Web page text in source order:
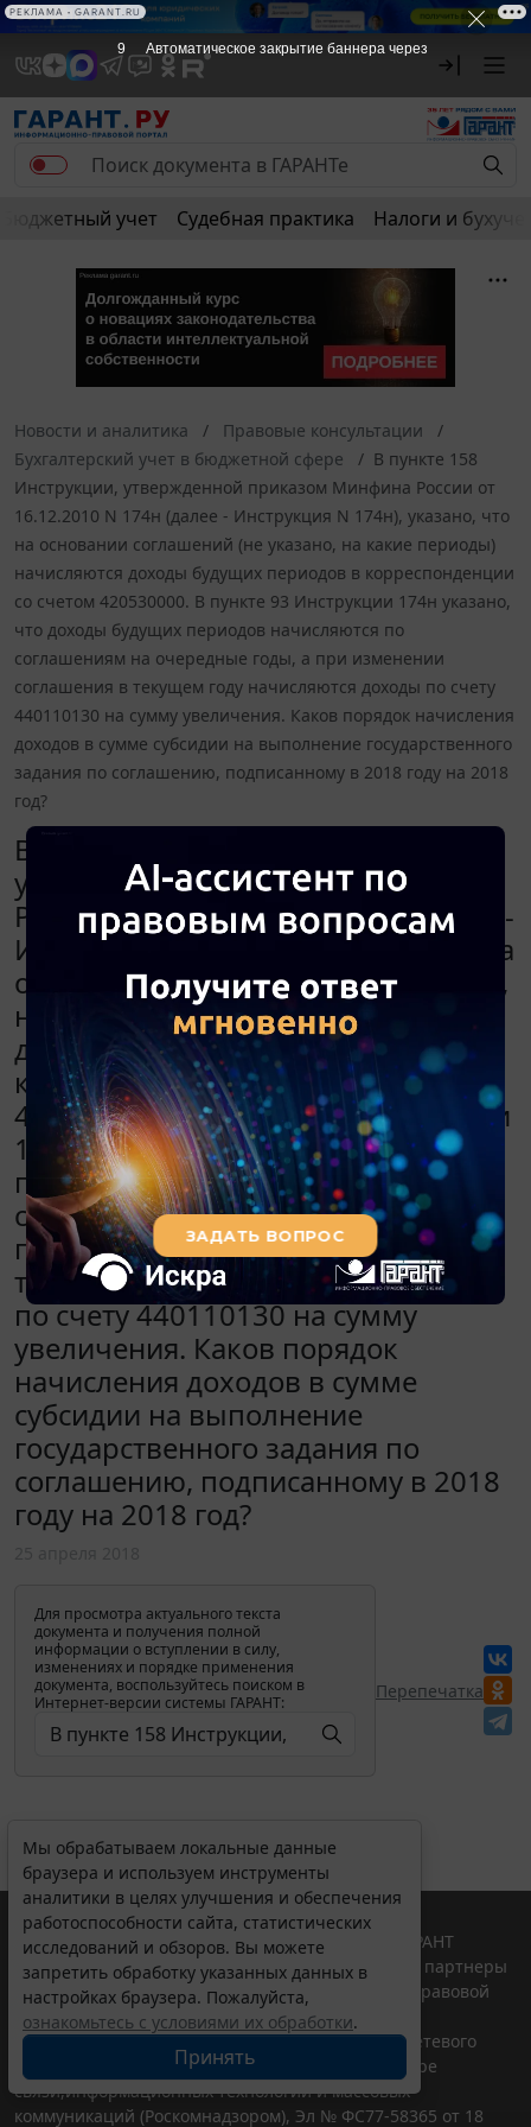
РЕКЛАМА
Бюджетный учет Судебная практика Налоги и
Новости и аналитика
Правовые консультации
Бухгалтерский учет в бюджетной сфере
В пункте 158
Инструкции, утвержденной приказом Минфина России от
16.12.2010 N 174н (далее - Инструкция N 174н), указано, что
на основании соглашений (не указано, на какие периоды)
начисляются доходы будущих периодов в корреспонденции
со счетом 420530000. В пункте 93 Инструкции 174н указано,
что доходы будущих периодов начисляются по
соглашениям на очередные годы, а при изменении
соглашения в текущем году начисляются доходы по счету
440110130 на сумму увеличения. Каков порядок начисления
доходов в сумме субсидии на выполнение государственного
задания по соглашению, подписанному в 2018 году на 2018
год?
В пункте 158 Инструкции,
утвержденной приказом Минфина
России от 16.12.2010 N 174н (далее -
Инструкция N 174н), указано, что на
основании соглашений (не указано,
на какие периоды) начисляются
доходы будущих периодов в
корреспонденции со счетом
420530000. В пункте 93 Инструкции
174н указано, что доходы будущих
периодов начисляются по
соглашениям на очередные годы, а
при изменении соглашения в
текущем году начисляются доходы
по счету 440110130 на сумму
увеличения. Каков порядок
начисления доходов в сумме
субсидии на выполнение
государственного задания по
соглашению, подписанному в 2018
году на 2018 год?
Для просмотра актуального текста
документа и получения полной
информации о вступлении в силу,
изменениях и порядке применения
документа, воспользуйтесь поиском в
Интернет-версии системы ГАРАНТ:
Перепечатка
Мы обрабатываем локальные данные
браузера и используем инструменты
аналитики в целях улучшения и обеспечения
работоспособности сайта, статистических
исследований и обзоров. Вы можете
запретить обработку указанных данных в
настройках браузера. Пожалуйста,
ознакомьтесь с условиями их обработки.
Принять
© ООО "НПП "ГАРАНТ-СЕРВИС", 2026. Система ГАРАНТ
выпускается с 1990 года. Компания "Гарант" и ее партнеры
являются участниками Российской ассоциации правовой
информации ГАРАНТ.
Портал ГАРАНТ.РУ зарегистрирован в качестве сетевого
издания Федеральной службой по надзору в сфере
связи,информационных технологий и массовых
коммуникаций (Роскомнадзором), Эл № ФС77-58365 от 18
9 Автоматическое закрытие баннера через
РЕКЛАМА • GARANT.RU